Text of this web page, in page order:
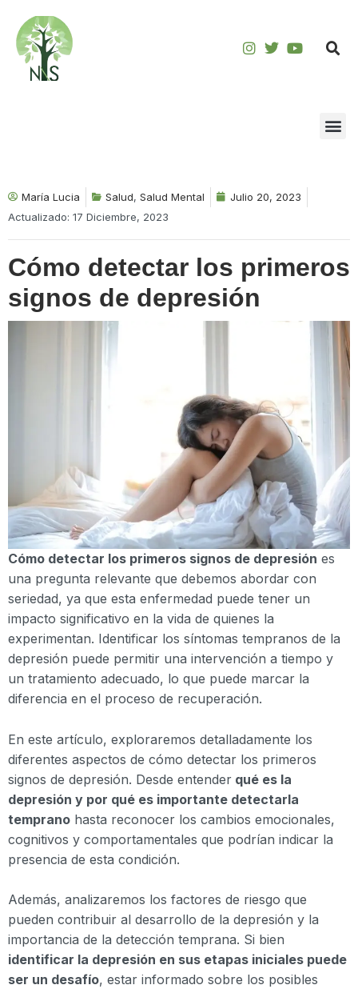
Saltar
contenido
María Lucia Salud, Salud Mental
Julio 20, 2023
Actualizado: 17 Diciembre, 2023
Cómo detectar los primeros
signos de depresión
Cómo detectar los primeros signos de depresión es
una pregunta relevante que debemos abordar con
seriedad, ya que esta enfermedad puede tener un
impacto significativo en la vida de quienes la
experimentan. Identificar los síntomas tempranos de la
depresión puede permitir una intervención a tiempo y
un tratamiento adecuado, lo que puede marcar la
diferencia en el proceso de recuperación.
En este artículo, exploraremos detalladamente los
diferentes aspectos de cómo detectar los primeros
signos de depresión. Desde entender qué es la
depresión y por qué es importante detectarla
temprano hasta reconocer los cambios emocionales,
cognitivos y comportamentales que podrían indicar la
presencia de esta condición.
Además, analizaremos los factores de riesgo que
pueden contribuir al desarrollo de la depresión y la
importancia de la detección temprana. Si bien
identificar la depresión en sus etapas iniciales puede
ser un desafío, estar informado sobre los posibles